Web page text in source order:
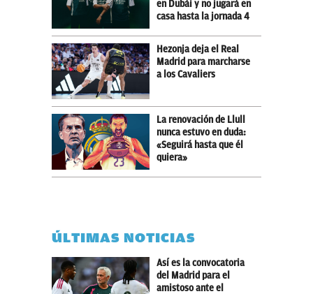
en Dubái y no jugará en
casa hasta la jornada 4
Hezonja deja el Real
Madrid para marcharse
a los Cavaliers
La renovación de Llull
nunca estuvo en duda:
«Seguirá hasta que él
quiera»
ÚLTIMAS NOTICIAS
Así es la convocatoria
del Madrid para el
amistoso ante el